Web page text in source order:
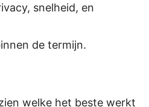
snelheid, en
de termijn.
welke het beste werkt